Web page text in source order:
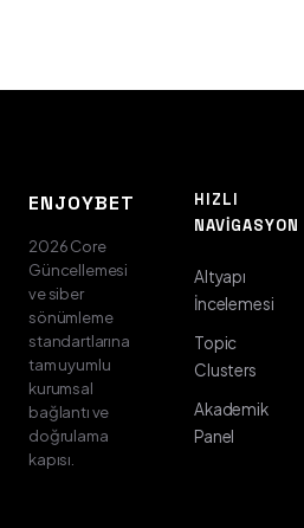
ENJOYBET
2026 Core
Güncellemesi
ve siber
sönümleme
standartlarına
tam uyumlu
kurumsal
bağlantı ve
doğrulama
kapısı.
HIZLI
NAVIGASYON
Altyapı
İncelemesi
Topic
Clusters
Akademik
Panel